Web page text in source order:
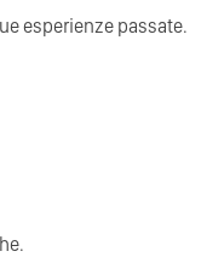
esperienze passate.